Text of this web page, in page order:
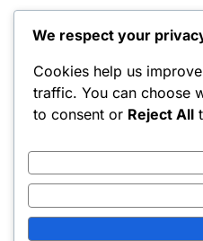
We respect your
Cookies help us
traffic. You can choose
to consent or Reject All